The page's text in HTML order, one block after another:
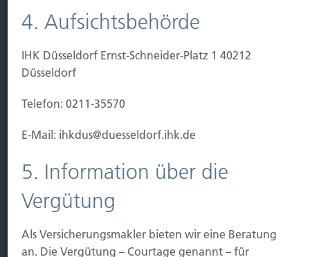
Vorsorgen
Sichern
Immobilien Vers.
Baubeginn
Einzug/Vermietung
Kontakt
Hubert Brück KG
| Inhaber: Dipl. Ökonom Johannes
Brück | Kapellstraße 2 | 40479 Düsseldorf
Telefon:0211-490066 | Fax:0211-4911125 | E-Mail:
4. Aufsichtsbehörde
IHK Düsseldorf Ernst-Schneider-Platz 1 40212
Düsseldorf
Telefon: 0211-35570
E-Mail: ihkdus@duesseldorf.ihk.de
5. Information über die
Vergütung
Als Versicherungsmakler bieten wir eine Beratung
an. Die Vergütung – Courtage genannt – für